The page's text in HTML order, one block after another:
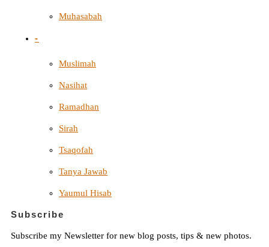
Muhasabah
-
Muslimah
Nasihat
Ramadhan
Sirah
Tsaqofah
Tanya Jawab
Yaumul Hisab
Subscribe
Subscribe my Newsletter for new blog posts, tips & new photos.